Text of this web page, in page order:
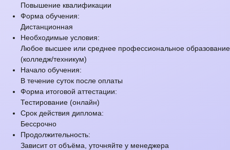
Повышение квалификации
Форма обучения:
Дистанционная
Необходимые условия:
Любое высшее или среднее профессиональное образование
(колледж/техникум)
Начало обучения:
В течение суток после оплаты
Форма итоговой аттестации:
Тестирование (онлайн)
Срок действия диплома:
Бессрочно
Продолжительность:
Зависит от объёма, уточняйте у менеджера